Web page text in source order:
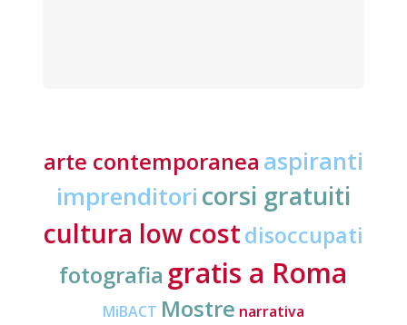
arte contemporanea aspiranti
imprenditori corsi gratuiti
cultura low costdisoccupati
fotografia gratis a Roma
MiBACT Mostre narrativa